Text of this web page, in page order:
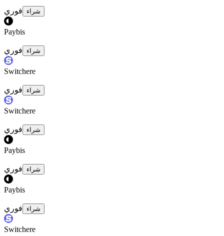
فوري شراء
Paybis
فوري شراء
Switchere
فوري شراء
Switchere
فوري شراء
Paybis
فوري شراء
Paybis
فوري شراء
Switchere